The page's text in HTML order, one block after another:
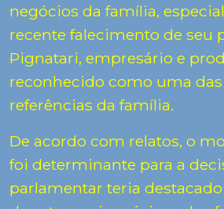
negócios da família,
recente falecimento de seu
Pignatari, empresário e
reconhecido como uma
referências da família.
De acordo com relatos, o
foi determinante para a
parlamentar teria